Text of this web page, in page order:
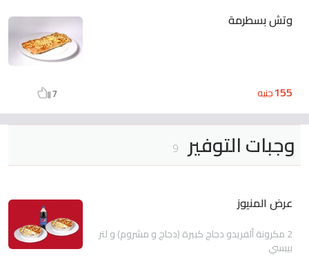
وتش بسطرمة
155جنيه 7
وجبات التوفير 9
عرض المنيوز
2 مكرونة ألفريدو دجاج كبيرة (دجاج و مشروم) و لتر
بيبسي